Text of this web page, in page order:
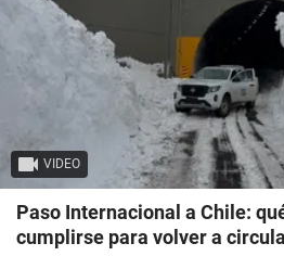
VIDEO
Paso Internacional a Chile:
cumplirse para volver a